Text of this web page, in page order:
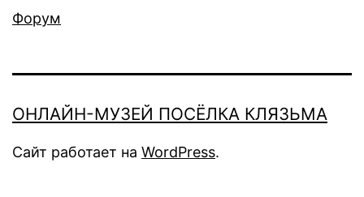
Форум
ОНЛАЙН-МУЗЕЙ ПОСЁЛКА КЛЯЗЬМА
Сайт работает на WordPress.